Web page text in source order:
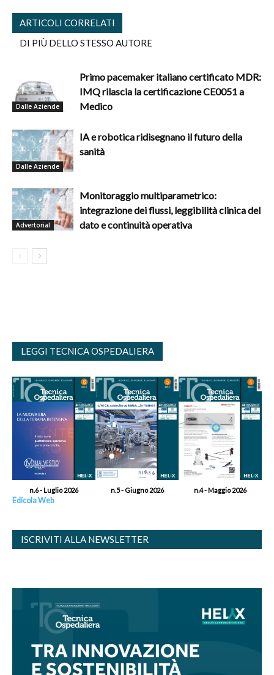
ARTICOLI CORRELATI
DI PIÙ DELLO STESSO AUTORE
Dalle Aziende
Primo pacemaker italiano certificato MDR:
IMQ rilascia la certificazione CE0051 a
Medico
Dalle Aziende
IA e robotica ridisegnano il futuro della
sanità
Advertorial
Monitoraggio multiparametrico:
integrazione dei flussi, leggibilità clinica del
dato e continuità operativa
LEGGI TECNICA OSPEDALIERA
n.6 - Luglio 2026 n.5 - Giugno 2026 n.4 - Maggio 2026
Edicola Web
ISCRIVITI ALLA NEWSLETTER